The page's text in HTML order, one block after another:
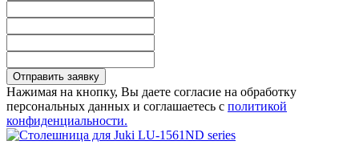
Отправить заявку
Нажимая на кнопку, Вы даете согласие на обработку
персональных данных и соглашаетесь с политикой
конфиденциальности.